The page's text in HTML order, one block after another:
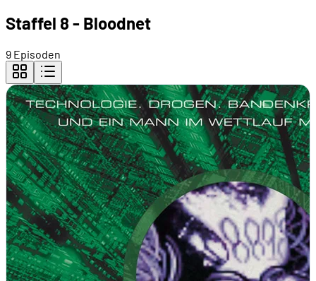
Staffel 8 - Bloodnet
9 Episoden